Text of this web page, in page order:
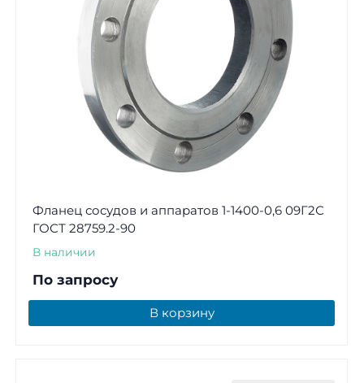
Фланец сосудов и аппаратов 1-1400-0,6 09Г2С
ГОСТ 28759.2-90
В наличии
По запросу
В корзину